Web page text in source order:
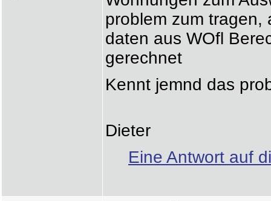
problem zum tragen,
daten aus WOfl
gerechnet
Kennt jemnd das
Dieter
Eine Antwort auf